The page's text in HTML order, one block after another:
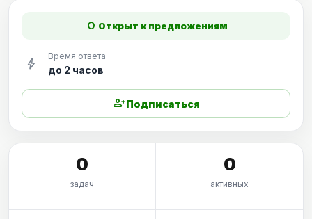
fiber_manual_record Открыт к предложениям
bolt Время ответа
до 2 часов
person_addПодписаться
0
задач
0
активных